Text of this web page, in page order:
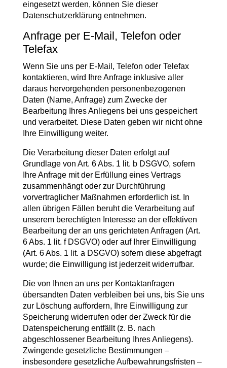
eingesetzt werden, können Sie dieser
Datenschutzerklärung entnehmen.
Anfrage per E-Mail, Telefon oder
Telefax
Wenn Sie uns per E-Mail, Telefon oder Telefax
kontaktieren, wird Ihre Anfrage inklusive aller
daraus hervorgehenden personenbezogenen
Daten (Name, Anfrage) zum Zwecke der
Bearbeitung Ihres Anliegens bei uns gespeichert
und verarbeitet. Diese Daten geben wir nicht ohne
Ihre Einwilligung weiter.
Die Verarbeitung dieser Daten erfolgt auf
Grundlage von Art. 6 Abs. 1 lit. b DSGVO, sofern
Ihre Anfrage mit der Erfüllung eines Vertrags
zusammenhängt oder zur Durchführung
vorvertraglicher Maßnahmen erforderlich ist. In
allen übrigen Fällen beruht die Verarbeitung auf
unserem berechtigten Interesse an der effektiven
Bearbeitung der an uns gerichteten Anfragen (Art.
6 Abs. 1 lit. f DSGVO) oder auf Ihrer Einwilligung
(Art. 6 Abs. 1 lit. a DSGVO) sofern diese abgefragt
wurde; die Einwilligung ist jederzeit widerrufbar.
Die von Ihnen an uns per Kontaktanfragen
übersandten Daten verbleiben bei uns, bis Sie uns
zur Löschung auffordern, Ihre Einwilligung zur
Speicherung widerrufen oder der Zweck für die
Datenspeicherung entfällt (z. B. nach
abgeschlossener Bearbeitung Ihres Anliegens).
Zwingende gesetzliche Bestimmungen –
insbesondere gesetzliche Aufbewahrungsfristen –